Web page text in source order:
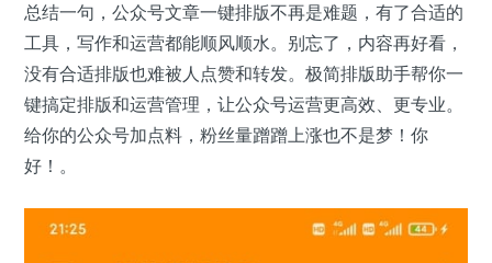
总结一句，公众号文章一键排版不再是难题，有了合适的
工具，写作和运营都能顺风顺水。别忘了，内容再好看，
没有合适排版也难被人点赞和转发。极简排版助手帮你一
键搞定排版和运营管理，让公众号运营更高效、更专业。
给你的公众号加点料，粉丝量蹭蹭上涨也不是梦！你
好！。